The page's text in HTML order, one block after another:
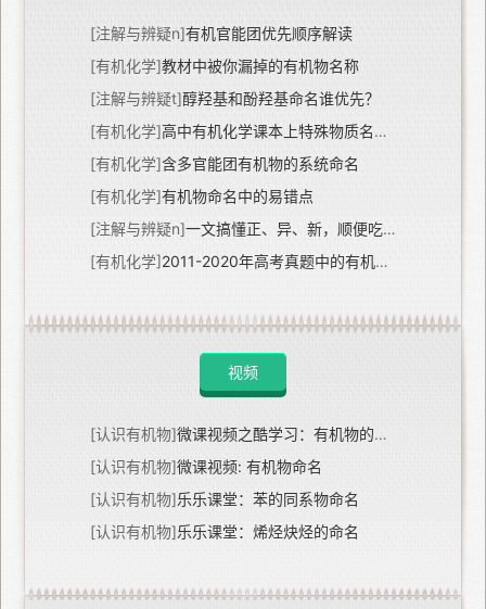
[注解与辨疑n]有机官能团优先顺序解读
[有机化学]教材中被你漏掉的有机物名称
[注解与辨疑t]醇羟基和酚羟基命名谁优先？
[有机化学]高中有机化学课本上特殊物质名称梳理
[有机化学]含多官能团有机物的系统命名
[有机化学]有机物命名中的易错点
[注解与辨疑n]一文搞懂正、异、新，顺便吃透伯仲叔季碳！
[有机化学]2011-2020年高考真题中的有机物的命名
视频
[认识有机物]微课视频之酷学习：有机物的命名
[认识有机物]微课视频: 有机物命名
[认识有机物]乐乐课堂：苯的同系物命名
[认识有机物]乐乐课堂：烯烃炔烃的命名